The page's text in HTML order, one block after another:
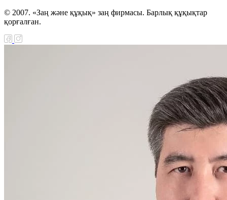
© 2007. «Заң және құқық» заң фирмасы. Барлық құқықтар
қорғалған.